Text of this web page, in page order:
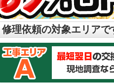
理依頼の対象エリアで